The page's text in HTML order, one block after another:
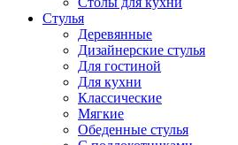
Стулья
Деревянные
Дизайнерские стулья
Для гостиной
Для кухни
Классические
Мягкие
Обеденные стулья